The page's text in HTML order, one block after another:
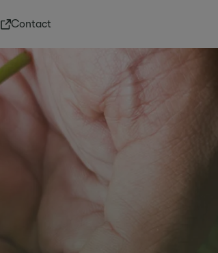
(External link)
Contact